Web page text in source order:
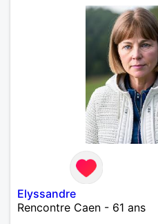
Elyssandre
Rencontre Caen - 61 ans